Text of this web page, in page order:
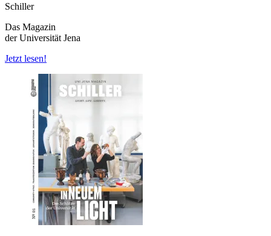
Schiller
Das Magazin
der Universität Jena
Jetzt lesen!